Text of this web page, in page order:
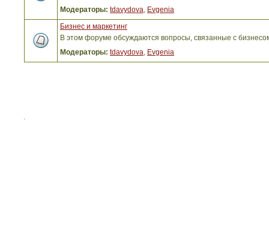
Модераторы: tdavydova, Evgenia
Бизнес и маркетинг
В этом форуме обсуждаются вопросы, связанные с
Модераторы: tdavydova, Evgenia